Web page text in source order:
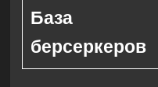
База
берсеркеров